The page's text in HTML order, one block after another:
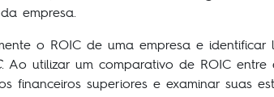
empresa.
o ROIC de uma empresa e
. Ao utilizar um comparativo de ROIC entre
financeiros superiores e examinar suas